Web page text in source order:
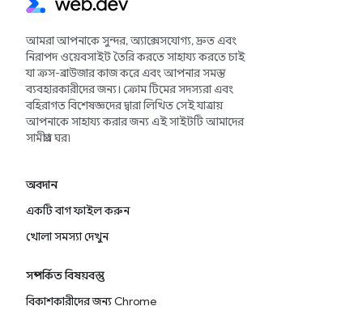
আমরা আপনাকে সুন্দর, অ্যাক্সেসযোগ্য, দ্রুত এবং
নিরাপদ ওয়েবসাইট তৈরি করতে সাহায্য করতে চাই
যা ক্রস-ব্রাউজার কাজ করে এবং আপনার সমস্ত
ব্যবহারকারীদের জন্য। ক্রোম টিমের সদস্যরা এবং
বহিরাগত বিশেষজ্ঞদের দ্বারা লিখিত সেই যাত্রায়
আপনাকে সাহায্য করার জন্য এই সাইটটি আমাদের
সামগ্রীর ঘর৷
অবদান
একটি বাগ ফাইল করুন
খোলা সমস্যা দেখুন
সম্পর্কিত বিষয়বস্তু
বিকাশকারীদের জন্য Chrome